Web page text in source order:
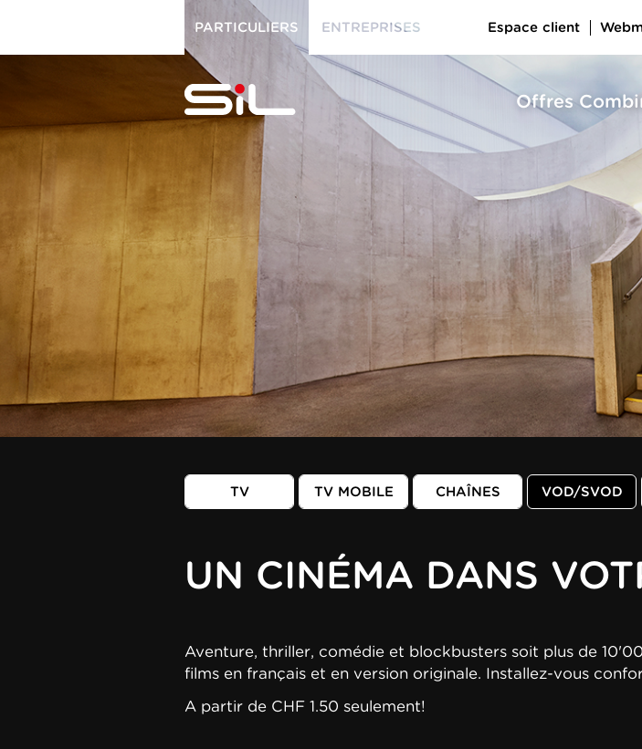
SiL
multimédia
TV TV MOBILE CHAÎNES VOD/SVOD
UN CINÉMA DANS
Aventure, thriller, comédie et blockbusters soit plus de
films en français et en version originale. Installez-vous
A partir de CHF 1.50 seulement!
PARTICULIERS
PARTICULIERS
Offres
ENTREPRISES
ENTREPRISES
Espace client